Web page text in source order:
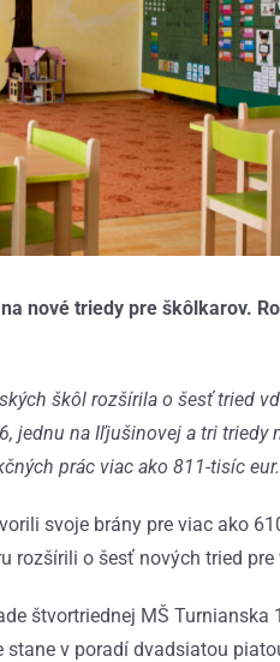
nové triedy pre škôlkarov.
škôl rozšírila o šesť tried
jednu na Iľjušinovej a tri triedy
prác viac ako 811-tisíc eur.
svoje brány pre viac ako
rozšírili o šesť nových tried
štvortriednej MŠ Turnianska
v poradí dvadsiatou